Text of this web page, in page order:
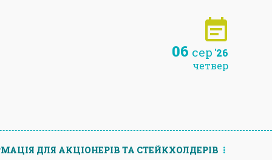
06 сер '26
четвер
ДЛЯ АКЦIОНЕРIВ ТА СТЕЙКХОЛДЕРIВ